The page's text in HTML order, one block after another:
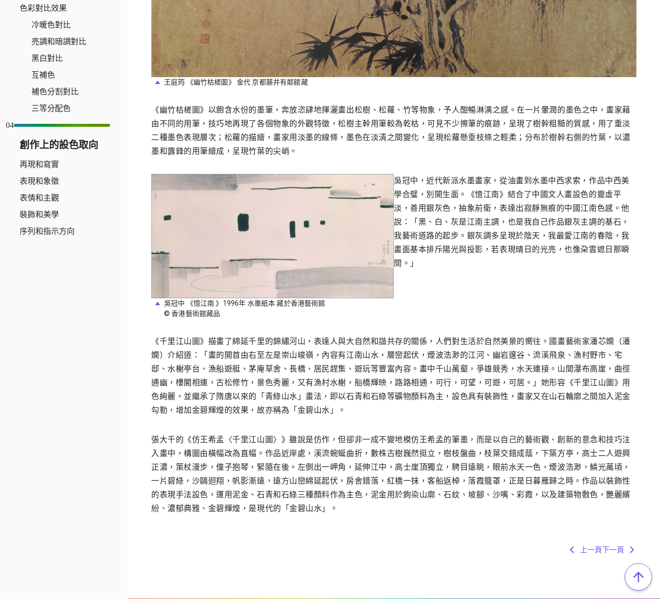
色彩對比效果
冷暖色對比
亮調和暗調對比
黑白對比
互補色
補色分割對比
三等分配色
04
創作上的設色取向
再現和寫實
表現和象徵
表情和主觀
裝飾和美學
序列和指示方向
王庭筠 《幽竹枯槎圖》 金代 京都藤井有鄰館藏
《幽竹枯槎圖》以飽含水份的墨筆，奔放恣肆地揮灑畫出松樹、松蘿、竹等物象，予人酣暢淋漓之感。在一片暈潤的墨色之中，畫家藉
由不同的用筆，技巧地再現了各個物象的外觀特徵，松樹主幹用筆較為乾枯，可見不少擦筆的痕跡，呈現了樹幹粗糙的質感，用了重淡
二種墨色表現層次；松蘿的描繪，畫家用淡墨的線條，墨色在淡清之間變化，呈現松蘿懸垂枝條之輕柔；分布於樹幹右側的竹葉，以濃
墨和露鋒的用筆繪成，呈現竹葉的尖峭。
吳冠中 《憶江南 》1996年 水墨紙本 藏於香港藝術館
© 香港藝術館藏品
吳冠中，近代新派水墨畫家，從油畫到水墨中西求索，作品中西美
學合璧，別開生面。《憶江南》結合了中國文人畫設色的靈虛平
淡，善用銀灰色，抽象前衛，表達出寂靜無痕的中國江南色感。他
說：「黑、白、灰是江南主調，也是我自己作品銀灰主調的基石，
我藝術道路的起步。銀灰調多呈現於陰天，我最愛江南的春陰，我
畫面基本排斥陽光與投影，若表現晴日的光亮，也像朶雲遮日那瞬
間。」
《千里江山圖》描畫了綿延千里的錦繡河山，表達人與大自然和諧共存的關係，人們對生活於自然美景的嚮往。國畫藝術家潘芯嫻（潘
嫻）介紹道：「畫的開首由右至左是崇山峻嶺，內容有江南山水，層巒起伏，煙波浩渺的江河、幽岩邃谷、流溪飛泉、漁村野市、宅
邸、水榭亭台、漁船遊艇、茅庵草舍、長橋、居民趕集、遊玩等豐富內容。畫中千山萬壑，爭雄競秀，水天連接。山間瀑布高崖，曲徑
通幽，樓閣相連，古松修竹，景色秀麗，又有漁村水榭，船橋輝映，路路相通，可行，可望，可遊，可居。」她形容《千里江山圖》用
色絢麗，並繼承了隋唐以來的「青綠山水」畫法，即以石青和石綠等礦物顏料為主，設色具有裝飾性，畫家又在山石輪廓之間加入泥金
勾勒，增加金碧輝煌的效果，故亦稱為「金碧山水」。
張大千的《仿王希孟〈千里江山圖〉》雖說是仿作，但卻非一成不變地模仿王希孟的筆墨，而是以自己的藝術觀、創新的意念和技巧注
入畫中，構圖由橫幅改為直幅。作品近岸處，溪流蜿蜒曲折，數株古樹巍然挺立，樹枝盤曲，枝葉交錯成蔭，下築方亭，高士二人遊興
正濃，策杖漫步，僮子抱琴，緊隨在後。左側出一岬角，延伸江中，高士崖頂獨立，騁目遠眺，眼前水天一色，煙波浩渺，鱗光萬頃，
一片碧綠，沙鷗迴翔，帆影漸遠，遠方山巒綿延起伏，房舍錯落，紅橋一抹，客船返棹，落霞籠罩，正是日暮雁歸之時。作品以裝飾性
的表現手法設色，運用泥金、石青和石綠三種顏料作為主色，泥金用於鉤染山廓、石紋、坡腳、沙嘴、彩霞，以及建築物敷色，艷麗繽
紛、濃郁典雅、金碧輝煌，是現代的「金碧山水」。
上一頁下一頁